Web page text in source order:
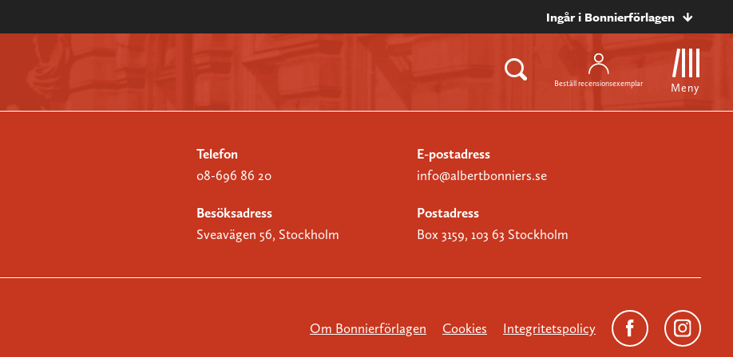
Ingår i Bonnierförlagen
Beställ recensionsexemplar Meny
Telefon
08-696 86 20
E-postadress
info@albertbonniers.se
Besöksadress
Sveavägen 56, Stockholm
Postadress
Box 3159, 103 63 Stockholm
Om Bonnierförlagen Cookies Integritetspolicy